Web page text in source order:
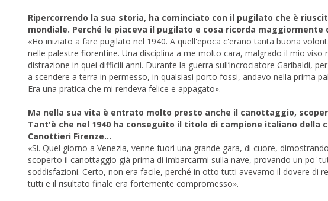
Ripercorrendo la sua storia, ha cominciato con il pugilato che è
mondiale. Perché le piaceva il pugilato e cosa ricorda maggiormente
«Ho iniziato a fare pugilato nel 1940. A quell'epoca c'erano tanta buona
nelle palestre fiorentine. Una disciplina a me molto cara, malgrado il mio
distrazione in quei difficili anni. Durante la guerra sull’incrociatore Garibaldi,
a scendere a terra in permesso, in qualsiasi porto fossi, andavo nella prima
Era una pratica che mi rendeva felice e appagato».
Ma nella sua vita è entrato molto presto anche il canottaggio,
Tant'è che nel 1940 ha conseguito il titolo di campione italiano
Canottieri Firenze…
«Sì. Quel giorno a Venezia, venne fuori una grande gara, di cuore,
scoperto il canottaggio già prima di imbarcarmi sulla nave, provando un po'
soddisfazioni. Certo, non era facile, perché in otto tutti avevamo il dovere di
tutti e il risultato finale era fortemente compromesso».